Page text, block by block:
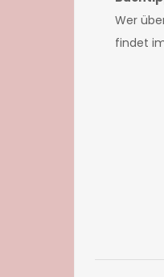
Wer
findet